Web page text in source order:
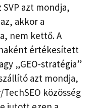
azt mondja,
akkor a
nem kettő. A
értékesített
„GEO-stratégia”
azt mondja,
közösség